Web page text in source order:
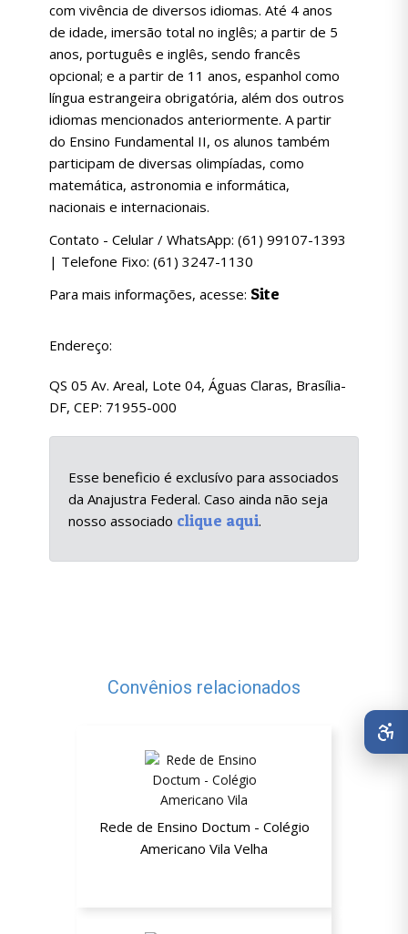
com vivência de diversos idiomas. Até 4 anos
de idade, imersão total no inglês; a partir de 5
anos, português e inglês, sendo francês
opcional; e a partir de 11 anos, espanhol como
língua estrangeira obrigatória, além dos outros
idiomas mencionados anteriormente. A partir
do Ensino Fundamental II, os alunos também
participam de diversas olimpíadas, como
matemática, astronomia e informática,
nacionais e internacionais.
Contato - Celular / WhatsApp: (61) 99107-1393
| Telefone Fixo: (61) 3247-1130
Para mais informações, acesse: Site
Endereço:
QS 05 Av. Areal, Lote 04, Águas Claras, Brasília-
DF, CEP: 71955-000
Esse beneficio é exclusívo para associados
da Anajustra Federal. Caso ainda não seja
nosso associado clique aqui.
Convênios relacionados
Rede de Ensino Doctum - Colégio
Americano Vila Velha